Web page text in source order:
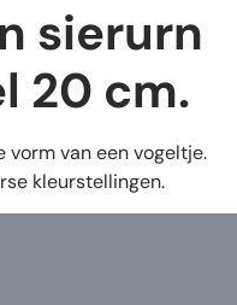
sierurn
20 cm.
vorm van een vogeltje.
kleurstellingen.